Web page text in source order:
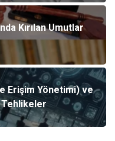
Kırılan Umutlar
Erişim Yönetimi) ve
Tehlikeler